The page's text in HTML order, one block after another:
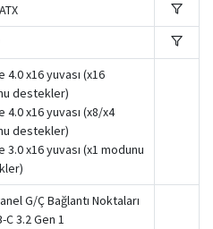
4.0 x16 yuvası (x16
destekler)
4.0 x16 yuvası (x8/x4
destekler)
3.0 x16 yuvası (x1 modunu
G/Ç Bağlantı Noktaları
C 3.2 Gen 1